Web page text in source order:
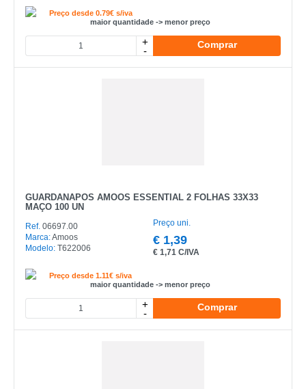
Preço desde 0.79€ s/iva
maior quantidade -> menor preço
+
-
Comprar
GUARDANAPOS AMOOS ESSENTIAL 2 FOLHAS 33X33
MAÇO 100 UN
Ref. 06697.00
Marca:Amoos
Modelo: T622006
Preço uni.
€ 1,39
€ 1,71 C/IVA
Preço desde 1.11€ s/iva
maior quantidade -> menor preço
+
-
Comprar